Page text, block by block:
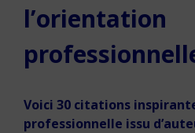
l’orientation
Voici 30 citations
professionnelle issu